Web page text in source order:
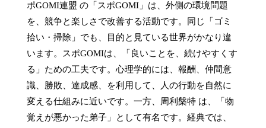
ポGOMI連盟 の「スポGOMI」は、外側の環境問題
を、競争と楽しさで改善する活動です。同じ「ゴミ
拾い・掃除」でも、目的と見ている世界がかなり違
います。スポGOMIは、「良いことを、続けやすくす
る」ための工夫です。心理学的には、報酬、仲間意
識、勝敗、達成感、を利用して、人の行動を自然に
変える仕組みに近いです。一方、周利槃特 は、「物
覚えが悪かった弟子」として有名です。経典では、